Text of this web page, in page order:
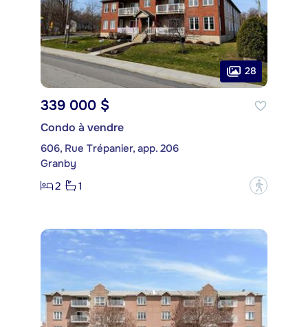
28
339 000 $
Condo à vendre
606, Rue Trépanier, app. 206
Granby
2
1 ?